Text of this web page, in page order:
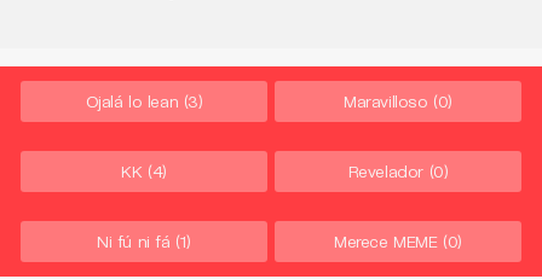
Ojalá lo lean (3) Maravilloso (0)
KK (4) Revelador (0)
Ni fú ni fá (1) Merece MEME (0)